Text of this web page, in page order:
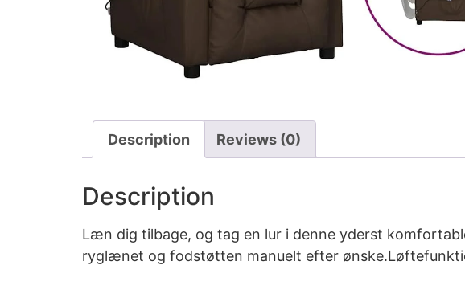
Description Reviews (0)
Description
Læn dig tilbage, og tag en lur i denne yderst
ryglænet og fodstøtten manuelt efter